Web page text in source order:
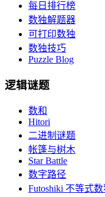
每日排行榜
数独解题器
可打印数独
数独技巧
Puzzle Blog
逻辑谜题
数和
Hitori
二进制谜题
帐篷与树木
Star Battle
数字路径
Futoshiki 不等式数